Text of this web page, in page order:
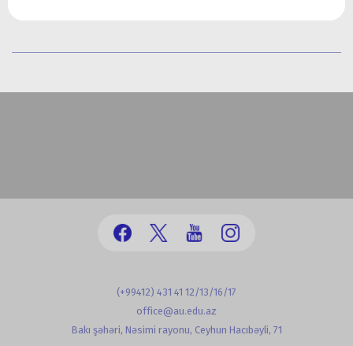
(+99412) 431 41 12/13/16/17
office@au.edu.az
Bakı şəhəri, Nəsimi rayonu, Ceyhun Hacıbəyli, 71